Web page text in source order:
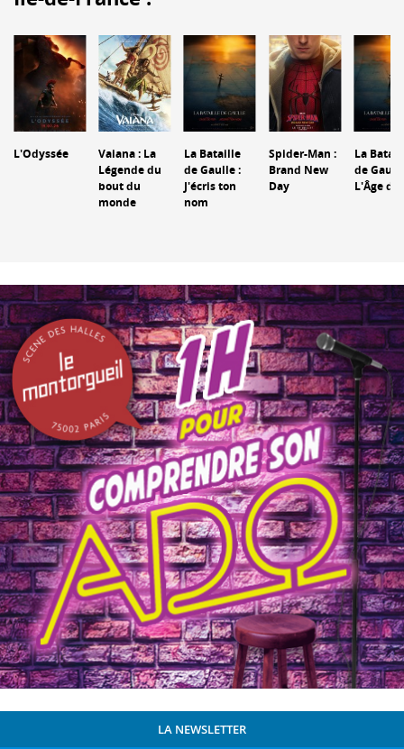
L'Odyssée
Vaiana : La
Légende du
bout du
monde
La Bataille
de Gaulle :
J'écris ton
nom
Spider-Man :
Brand New
Day
La
de
L'Âge de
LA NEWSLETTER